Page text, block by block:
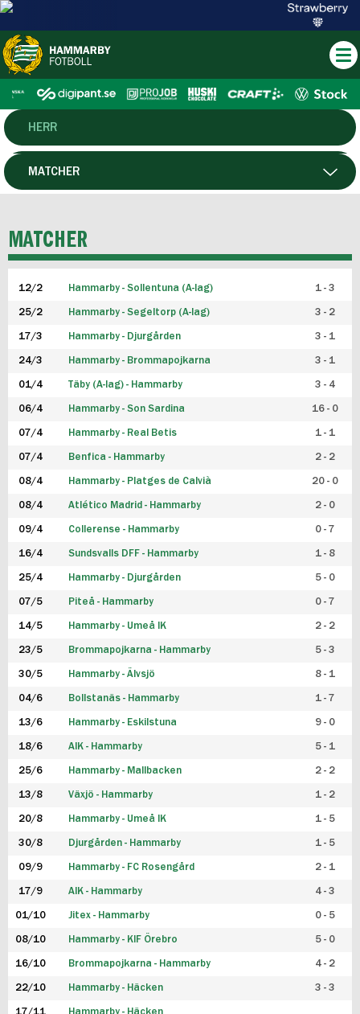
HERR
DAM
P19
F19
FUTSAL HERR
FUTSAL DAM
MATCHER
MATCHER
12/2 Hammarby - Sollentuna (A-lag) 1 - 3
25/2 Hammarby - Segeltorp (A-lag) 3 - 2
17/3 Hammarby - Djurgården 3 - 1
24/3 Hammarby - Brommapojkarna 3 - 1
01/4 Täby (A-lag) - Hammarby 3 - 4
06/4 Hammarby - Son Sardina 16 - 0
07/4 Hammarby - Real Betis 1 - 1
07/4 Benfica - Hammarby 2 - 2
08/4 Hammarby - Platges de Calvià 20 - 0
08/4 Atlético Madrid - Hammarby 2 - 0
09/4 Collerense - Hammarby 0 - 7
16/4 Sundsvalls DFF - Hammarby 1 - 8
25/4 Hammarby - Djurgården 5 - 0
07/5 Piteå - Hammarby 0 - 7
14/5 Hammarby - Umeå IK 2 - 2
23/5 Brommapojkarna - Hammarby 5 - 3
30/5 Hammarby - Älvsjö 8 - 1
04/6 Bollstanäs - Hammarby 1 - 7
13/6 Hammarby - Eskilstuna 9 - 0
18/6 AIK - Hammarby 5 - 1
25/6 Hammarby - Mallbacken 2 - 2
13/8 Växjö - Hammarby 1 - 2
20/8 Hammarby - Umeå IK 1 - 5
30/8 Djurgården - Hammarby 1 - 5
09/9 Hammarby - FC Rosengård 2 - 1
17/9 AIK - Hammarby 4 - 3
01/10 Jitex - Hammarby 0 - 5
08/10 Hammarby - KIF Örebro 5 - 0
16/10 Brommapojkarna - Hammarby 4 - 2
22/10 Hammarby - Häcken 3 - 3